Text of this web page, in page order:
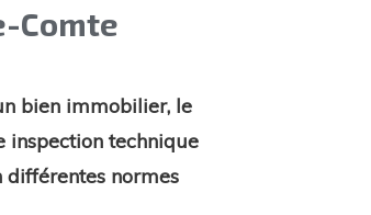
Comte
bien immobilier, le
technique
normes